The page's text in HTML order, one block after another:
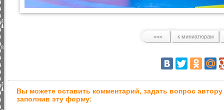
к миниатюрам
Вы можете оставить комментарий, задать вопрос
заполнив эту форму: